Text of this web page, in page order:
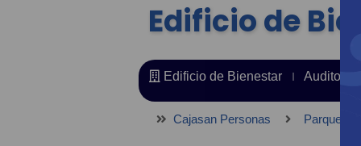
Edificio de
Edificio de Bienestar Auditorio
Cajasan Personas Parque